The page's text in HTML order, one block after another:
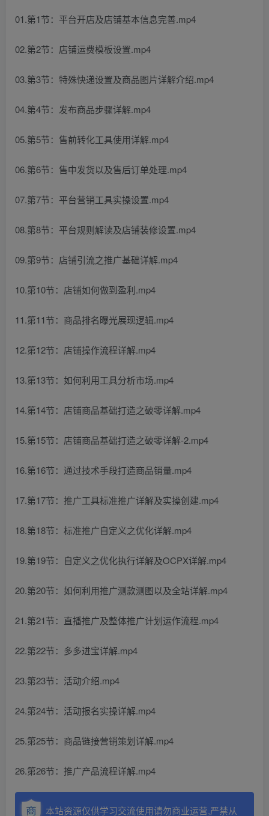
01.第1节：平台开店及店铺基本信息完善.mp4
02.第2节：店铺运费模板设置.mp4
03.第3节：特殊快递设置及商品图片详解介绍.mp4
04.第4节：发布商品步骤详解.mp4
05.第5节：售前转化工具使用详解.mp4
06.第6节：售中发货以及售后订单处理.mp4
07.第7节：平台营销工具实操设置.mp4
08.第8节：平台规则解读及店铺装修设置.mp4
09.第9节：店铺引流之推广基础详解.mp4
10.第10节：店铺如何做到盈利.mp4
11.第11节：商品排名曝光展现逻辑.mp4
12.第12节：店铺操作流程详解.mp4
13.第13节：如何利用工具分析市场.mp4
14.第14节：店铺商品基础打造之破零详解.mp4
15.第15节：店铺商品基础打造之破零详解-2.mp4
16.第16节：通过技术手段打造商品销量.mp4
17.第17节：推广工具标准推广详解及实操创建.mp4
18.第18节：标准推广自定义之优化详解.mp4
19.第19节：自定义之优化执行详解及OCPX详解.mp4
20.第20节：如何利用推广测款测图以及全站详解.mp4
21.第21节：直播推广及整体推广计划运作流程.mp4
22.第22节：多多进宝详解.mp4
23.第23节：活动介绍.mp4
24.第24节：活动报名实操详解.mp4
25.第25节：商品链接营销策划详解.mp4
26.第26节：推广产品流程详解.mp4
本站资源仅供学习交流使用请勿商业运营,严禁从